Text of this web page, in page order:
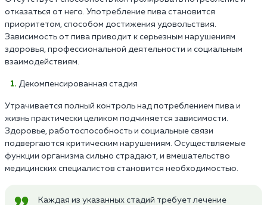
отказаться от него. Употребление пива становится
приоритетом, способом достижения удовольствия.
Зависимость от пива приводит к серьезным нарушениям
здоровья, профессиональной деятельности и социальным
взаимодействиям.
Декомпенсированная стадия
Утрачивается полный контроль над потреблением пива и
жизнь практически целиком подчиняется зависимости.
Здоровье, работоспособность и социальные связи
подвергаются критическим нарушениям. Осуществляемые
функции организма сильно страдают, и вмешательство
медицинских специалистов становится необходимостью.
Каждая из указанных стадий требует лечение